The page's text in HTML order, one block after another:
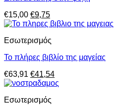
€15,00 Original
price
€15,00.
€9,75Η
τρέχουσα
είναι:
Eσωτερισμός
Το πλήρες βιβλίο της μαγείας
€63,91 Original
price
€63,91.
€41,54Η
τρέχουσα
Eσωτερισμός